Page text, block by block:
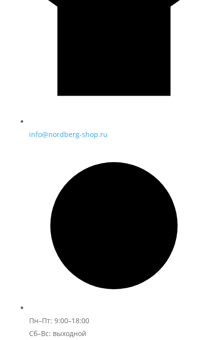
info@nordberg-shop.ru
Пн–Пт: 9:00–18:00
Сб–Вс: выходной